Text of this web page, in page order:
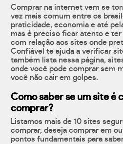
Comprar na internet vem se
vez mais comum entre os
praticidade, economia e até
mas é preciso ficar atento e
com relação aos sites onde
Confiável te ajuda a verificar
também lista nessa página,
onde você pode comprar sem
você não cair em golpes.
Como saber se um site é
comprar?
Listamos mais de 10 sites
comprar, deseja comprar em
pontos fundamentais para